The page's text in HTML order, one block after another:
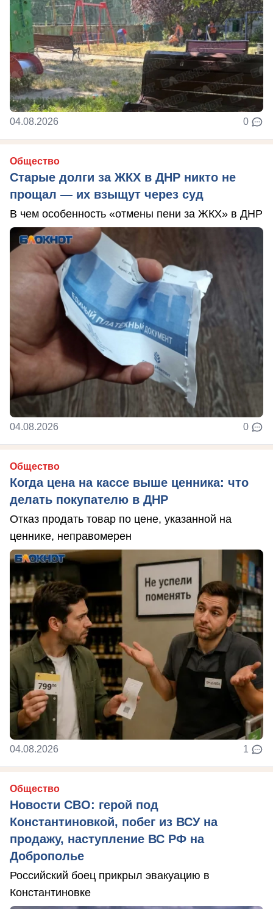
04.08.2026 0
Общество
Старые долги за ЖКХ в ДНР никто не
прощал — их взыщут через суд
В чем особенность «отмены пени за ЖКХ» в ДНР
04.08.2026 0
Общество
Когда цена на кассе выше ценника: что
делать покупателю в ДНР
Отказ продать товар по цене, указанной на
ценнике, неправомерен
04.08.2026 1
Общество
Новости СВО: герой под
Константиновкой, побег из ВСУ на
продажу, наступление ВС РФ на
Доброполье
Российский боец прикрыл эвакуацию в
Константиновке